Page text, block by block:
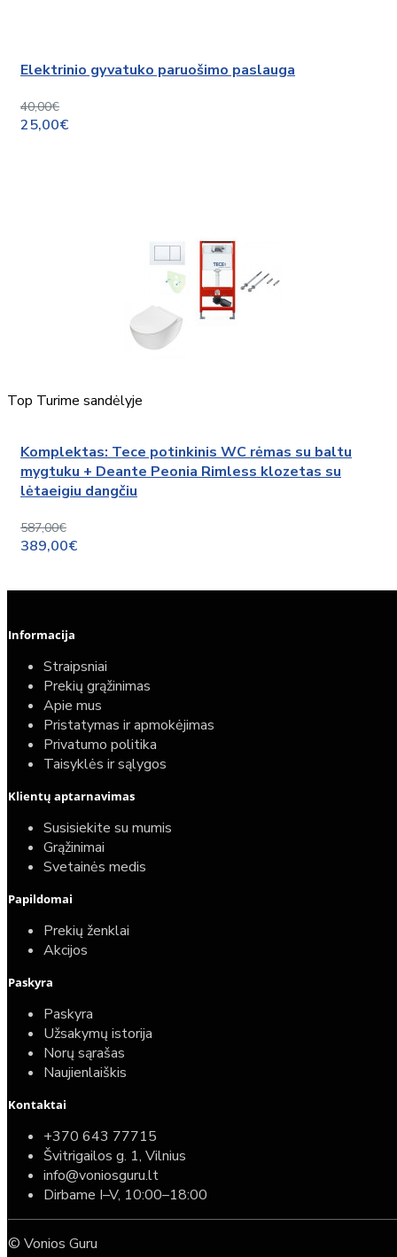
Elektrinio gyvatuko paruošimo paslauga
40,00€
25,00€
Top Turime sandėlyje
Komplektas: Tece potinkinis WC rėmas su baltu
mygtuku + Deante Peonia Rimless klozetas su
lėtaeigiu dangčiu
587,00€
389,00€
Informacija
Straipsniai
Prekių grąžinimas
Apie mus
Pristatymas ir apmokėjimas
Privatumo politika
Taisyklės ir sąlygos
Klientų aptarnavimas
Susisiekite su mumis
Grąžinimai
Svetainės medis
Papildomai
Prekių ženklai
Akcijos
Paskyra
Paskyra
Užsakymų istorija
Norų sąrašas
Naujienlaiškis
Kontaktai
+370 643 77715
Švitrigailos g. 1, Vilnius
info@voniosguru.lt
Dirbame I–V, 10:00–18:00
© Vonios Guru